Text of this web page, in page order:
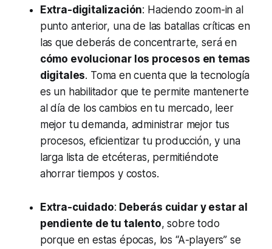
Extra-digitalización: Haciendo zoom-in al
punto anterior, una de las batallas críticas en
las que deberás de concentrarte, será en
cómo evolucionar los procesos en temas
digitales. Toma en cuenta que la tecnología
es un habilitador que te permite mantenerte
al día de los cambios en tu mercado, leer
mejor tu demanda, administrar mejor tus
procesos, eficientizar tu producción, y una
larga lista de etcéteras, permitiéndote
ahorrar tiempos y costos.
Extra-cuidado: Deberás cuidar y estar al
pendiente de tu talento, sobre todo
porque en estas épocas, los “A-players” se